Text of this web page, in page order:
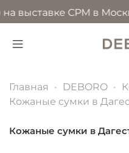
CPM в Москве с
Главная DEBORO
Кожаные сумки в
Кожаные сумки в